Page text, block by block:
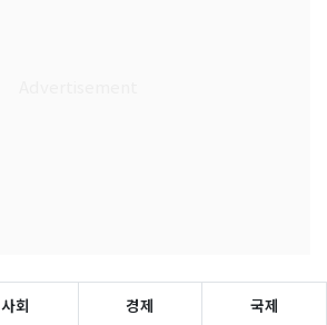
사회 경제 국제